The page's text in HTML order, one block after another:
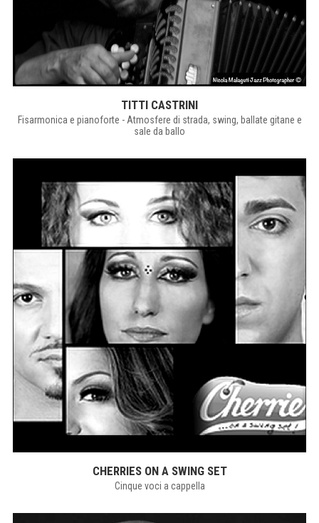
TITTI CASTRINI
Fisarmonica e pianoforte - Atmosfere di strada, swing, ballate gitane e
sale da ballo
CHERRIES ON A SWING SET
Cinque voci a cappella